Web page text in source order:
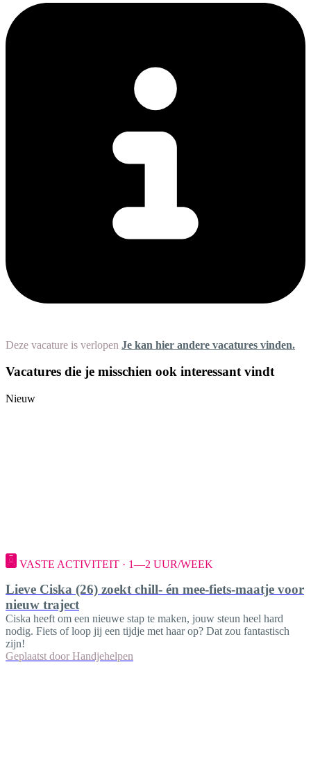
Deze vacature is verlopen Je kan hier andere vacatures vinden.
Vacatures die je misschien ook interessant vindt
Nieuw
VASTE ACTIVITEIT · 1—2 UUR/WEEK
Lieve Ciska (26) zoekt chill- én mee-fiets-maatje voor
nieuw traject
Ciska heeft om een nieuwe stap te maken, jouw steun heel hard
nodig. Fiets of loop jij een tijdje met haar op? Dat zou fantastisch
zijn!
Geplaatst door Handjehelpen